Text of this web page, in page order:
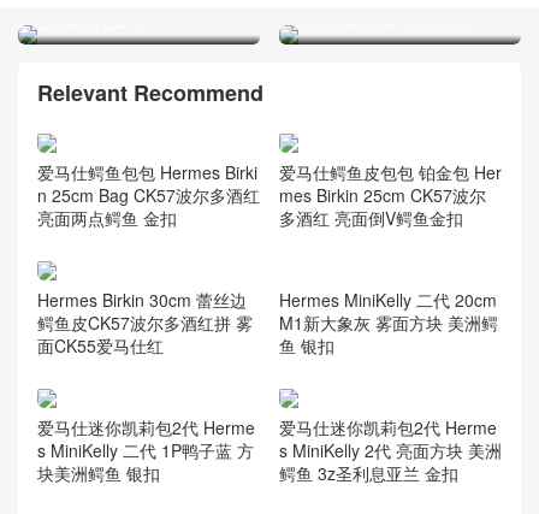
Relevant Recommend
爱马仕鳄鱼包包 Hermes Birki
n 25cm Bag CK57波尔多酒红
亮面两点鳄鱼 金扣
爱马仕鳄鱼皮包包 铂金包 Her
mes Birkin 25cm CK57波尔
多酒红 亮面倒V鳄鱼金扣
Hermes Birkin 30cm 蕾丝边
鳄鱼皮CK57波尔多酒红拼 雾
面CK55爱马仕红
Hermes MiniKelly 二代 20cm
M1新大象灰 雾面方块 美洲鳄
鱼 银扣
爱马仕迷你凯莉包2代 Herme
s MiniKelly 二代 1P鸭子蓝 方
块美洲鳄鱼 银扣
爱马仕迷你凯莉包2代 Herme
s MiniKelly 2代 亮面方块 美洲
鳄鱼 3z圣利息亚兰 金扣